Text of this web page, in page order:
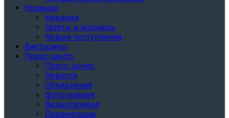
Новинки
Новинки
Газеты и журналы
Новые поступления
Викторины
Пресс-центр
Пресс-центр
Новости
Объявления
Фотогалерея
Видеогалерея
Презентации